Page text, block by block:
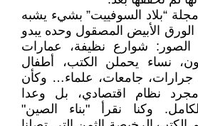
“بلاد السوفييت” بشيء يشبه
الورق الأبيض المصقول وحده يبدو
شوارع نظيفة، عمارات
نساء يحملن الكتب، أطفال
جرارات، جامعات، علماء… وكأن
مجرد نظام اقتصادي، بل وعدا
وكنا نقرأ "بناء الصين"